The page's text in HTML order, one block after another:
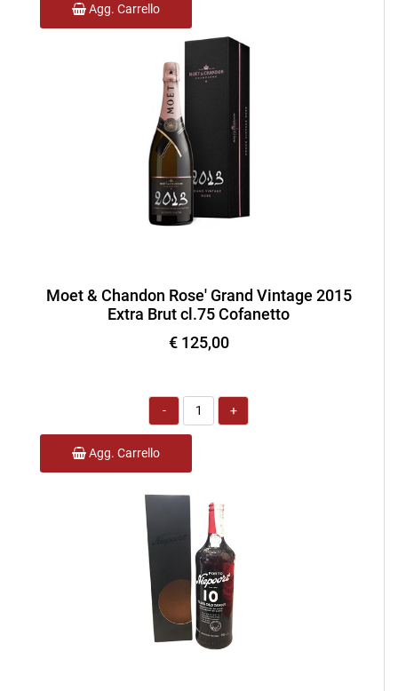
Agg. Carrello
Moet & Chandon Rose' Grand Vintage 2015
Extra Brut cl.75 Cofanetto
€ 125,00
Quantità
Agg. Carrello